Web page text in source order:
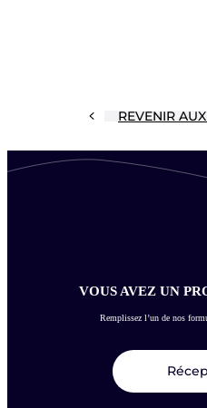
REVENIR
VOUS AVEZ UN
Remplissez l’un de nos